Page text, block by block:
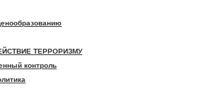
ТЕРРОРИЗМУ
контроль